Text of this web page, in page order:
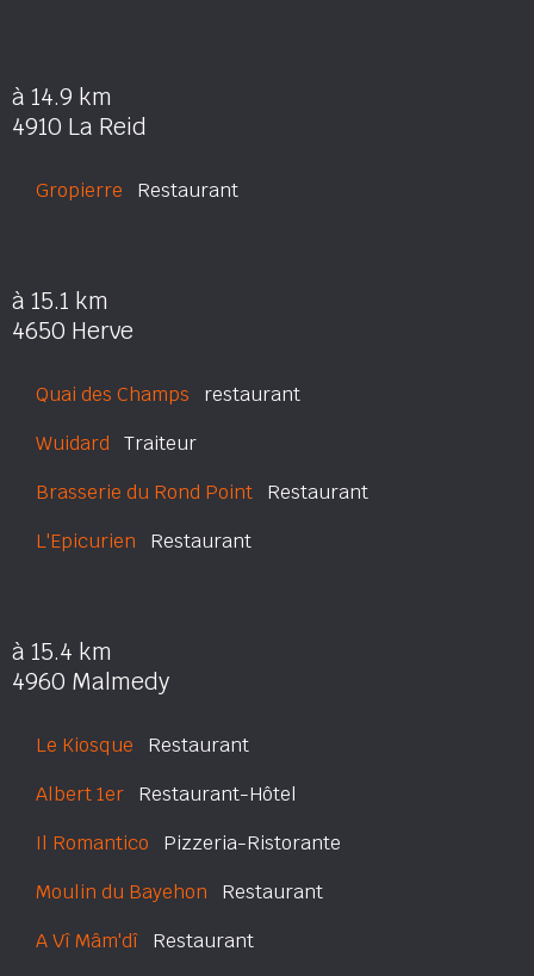
à 14.9 km
4910 La Reid
Gropierre Restaurant
à 15.1 km
4650 Herve
Quai des Champs restaurant
Wuidard Traiteur
Brasserie du Rond Point Restaurant
L'Epicurien Restaurant
à 15.4 km
4960 Malmedy
Le Kiosque Restaurant
Albert 1er Restaurant-Hôtel
Il Romantico Pizzeria-Ristorante
Moulin du Bayehon Restaurant
A Vî Mâm'dî Restaurant